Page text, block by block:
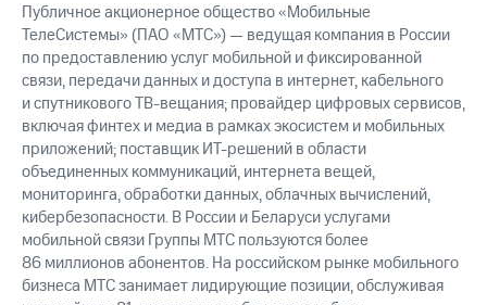
Публичное акционерное общество «Мобильные
ТелеСистемы» (ПАО «МТС») — ведущая компания в России
по предоставлению услуг мобильной и фиксированной
связи, передачи данных и доступа в интернет, кабельного
и спутникового ТВ-вещания; провайдер цифровых сервисов,
включая финтех и медиа в рамках экосистем и мобильных
приложений; поставщик ИТ-решений в области
объединенных коммуникаций, интернета вещей,
мониторинга, обработки данных, облачных вычислений,
кибербезопасности. В России и Беларуси услугами
мобильной связи Группы МТС пользуются более
86 миллионов абонентов. На российском рынке мобильного
бизнеса МТС занимает лидирующие позиции, обслуживая